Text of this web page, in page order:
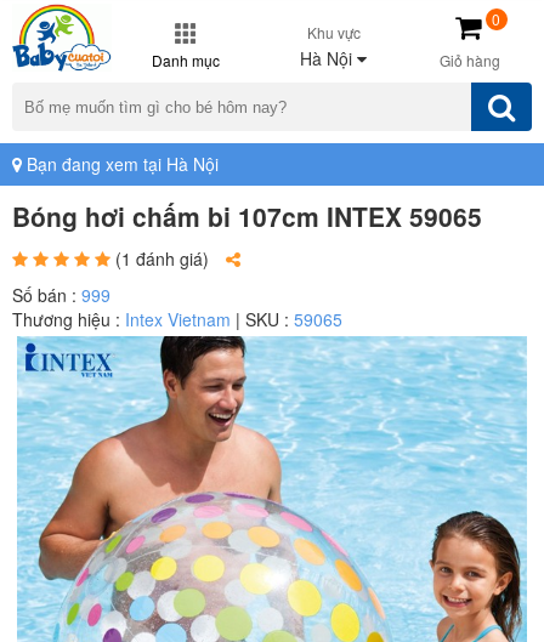
Danh mục
Khu vực
Hà Nội Giỏ hàng
0
Bạn đang xem tại Hà Nội
Bóng hơi chấm bi 107cm INTEX 59065
(1 đánh giá)
Số bán : 999
Thương hiệu : Intex Vietnam | SKU : 59065